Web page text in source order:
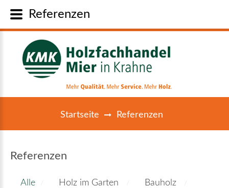
Startseite Referenzen
Referenzen
Alle Holz im Garten
Bauholz
Referenzen